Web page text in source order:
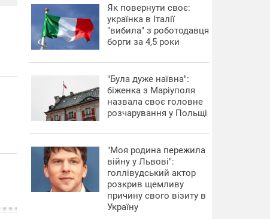
​Як повернути своє:
українка в Італії
"вибила" з роботодавця
борги за 4,5 роки
"Була дуже наївна":
біженка з Маріуполя
назвала своє головне
розчарування у Польщі
"Моя родина пережила
війну у Львові":
голлівудський актор
розкрив щемливу
причину свого візиту в
Україну